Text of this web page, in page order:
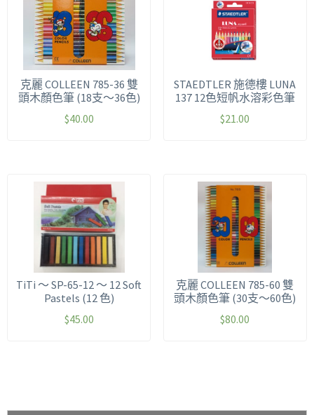
克麗 COLLEEN 785-36 雙
頭木顏色筆 (18支～36色)
$40.00
STAEDTLER 施德樓 LUNA
137 12色短帆水溶彩色筆
$21.00
TiTi ～ SP-65-12 ～ 12 Soft
Pastels (12 色)
$45.00
克麗 COLLEEN 785-60 雙
頭木顏色筆 (30支～60色)
$80.00